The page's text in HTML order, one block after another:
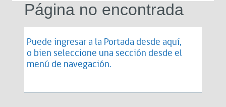
Página no encontrada
Puede ingresar a la Portada desde aquí,
o bien seleccione una sección desde el
menú de navegación.